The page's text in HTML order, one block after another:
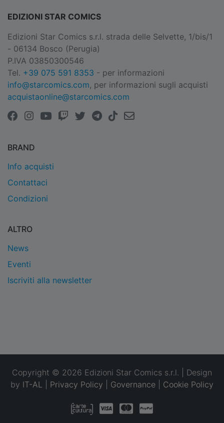
EDIZIONI STAR COMICS
Edizioni Star Comics s.r.l. strada delle Selvette, 1/bis/1
- 06134 Bosco (Perugia)
P.IVA 03850300546
Tel. +39 075 591 8353 - per informazioni
info@starcomics.com, per informazioni sugli acquisti
acquistaonline@starcomics.com
BRAND
Info acquisti
Contattaci
Condizioni
ALTRO
News
Eventi
Iscriviti alla newsletter
Copyright © 2026 Edizioni Star Comics s.r.l. | Design
by IT-AL Privacy Policy Governance Cookie Policy